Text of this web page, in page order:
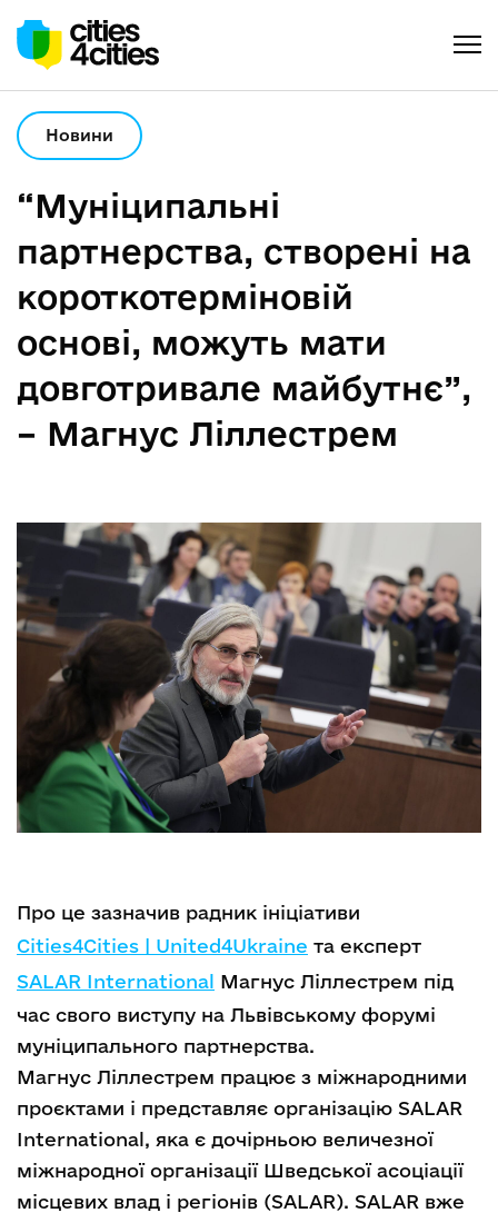
Новини
“Муніципальні
партнерства, створені на
короткотерміновій
основі, можуть мати
довготривале майбутнє”,
– Магнус Ліллестрем
Про це зазначив радник ініціативи
Сities4Cities | United4Ukraine та експерт
SALAR International Магнус Ліллестрем під
час свого виступу на Львівському форумі
муніципального партнерства.
Магнус Ліллестрем працює з міжнародними
проєктами і представляє організацію SALAR
International, яка є дочірньою величезної
міжнародної організації Шведської асоціації
місцевих влад і регіонів (SALAR). SALAR вже